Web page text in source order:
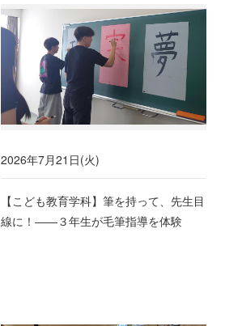
2026年7月21日(火)
【こども教育学科】筆を持って、先生目
線に！――３年生が毛筆指導を体験